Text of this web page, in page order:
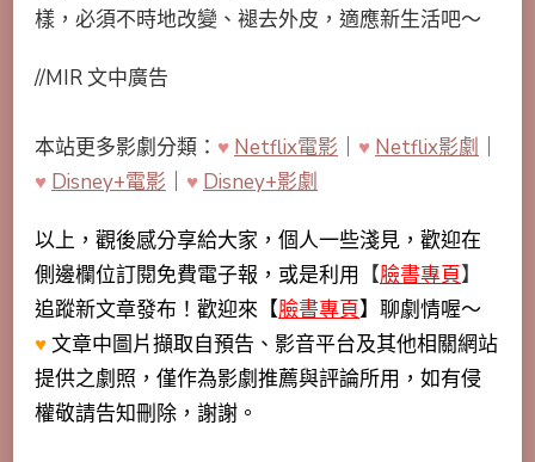
樣，必須不時地改變、褪去外皮，適應新生活吧～
//MIR 文中廣告
本站更多影劇分類： ♥ Netflix電影 ♥ Netflix影劇
♥ Disney+電影 ♥ Disney+影劇
以上，觀後感分享給大家，個人一些淺見，歡迎在
側邊欄位訂閱免費電子報，或是利用 【臉書專頁】
追蹤新文章發布！歡迎來【臉書專頁】聊劇情喔～
♥文章中圖片擷取自預告、影音平台及其他相關網站
提供之劇照，僅作為影劇推薦與評論所用，如有侵
權敬請告知刪除，謝謝。